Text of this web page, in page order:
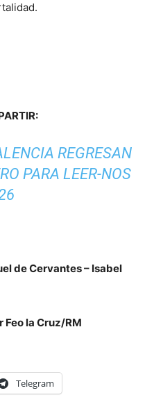
REGRESAN
PARA LEER-NOS
de Cervantes – Isabel
la Cruz/RM
Telegram